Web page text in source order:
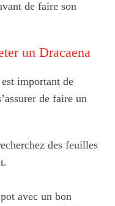
de faire son
un Dracaena
important de
de faire un
des feuilles
avec un bon